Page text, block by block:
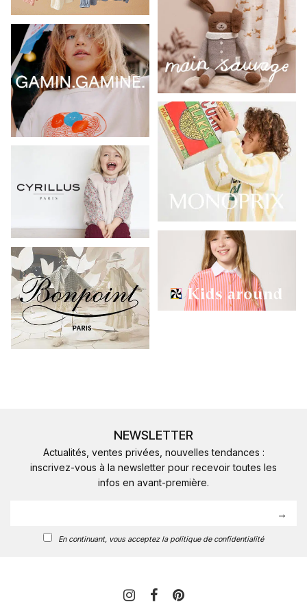
NEWSLETTER
Actualités, ventes privées, nouvelles tendances :
inscrivez-vous à la newsletter pour recevoir toutes les
infos en avant-première.
En continuant, vous acceptez la politique de confidentialité